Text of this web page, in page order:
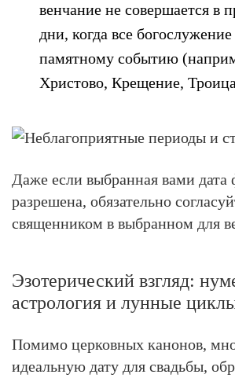
венчание не совершается в
дни, когда все
памятному событию
Христово, Крещение,
Даже если выбранная вами дата
разрешена, обязательно
священником в выбранном для
Эзотерический взгляд:
астрология и лунные
Помимо церковных канонов,
идеальную дату для свадьбы,